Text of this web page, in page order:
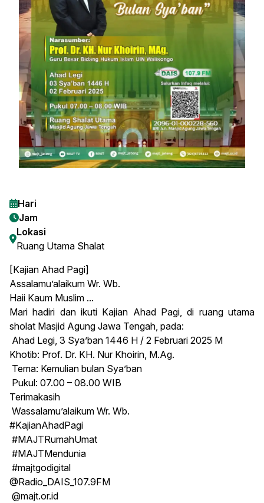
Hari
Jam
Lokasi
Ruang Utama Shalat
[Kajian Ahad Pagi]
Assalamu’alaikum Wr. Wb.
Haii Kaum Muslim ...
Mari hadiri dan ikuti Kajian Ahad Pagi, di ruang utama
sholat Masjid Agung Jawa Tengah, pada:
Ahad Legi, 3 Sya’ban 1446 H / 2 Februari 2025 M
Khotib: Prof. Dr. KH. Nur Khoirin, M.Ag.
Tema: Kemulian bulan Sya’ban
Pukul: 07.00 – 08.00 WIB
Terimakasih
Wassalamu’alaikum Wr. Wb.
#KajianAhadPagi
#MAJTRumahUmat
#MAJTMendunia
#majtgodigital
@Radio_DAIS_107.9FM
@majt.or.id